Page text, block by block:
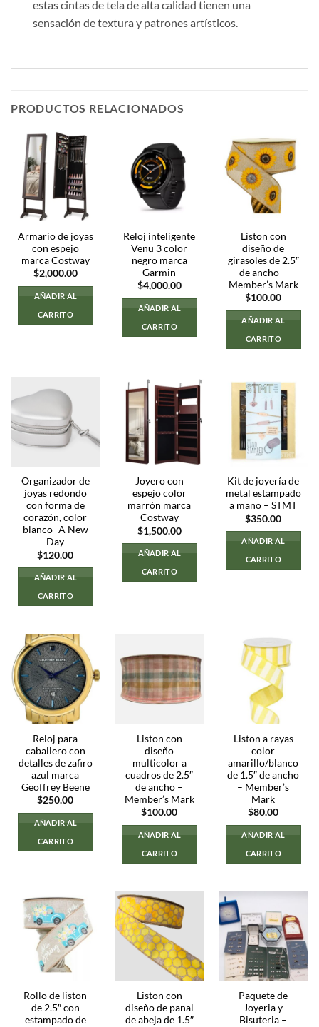
estas cintas de tela de alta calidad tienen una
sensación de textura y patrones artísticos.
PRODUCTOS RELACIONADOS
Armario de joyas
con espejo
marca Costway
$2,000.00
AÑADIR AL
CARRITO
Reloj inteligente
Venu 3 color
negro marca
Garmin
$4,000.00
AÑADIR AL
CARRITO
Liston con
diseño de
girasoles de 2.5″
de ancho –
Member’s Mark
$100.00
AÑADIR AL
CARRITO
Organizador de
joyas redondo
con forma de
corazón, color
blanco -A New
Day
$120.00
AÑADIR AL
CARRITO
Joyero con
espejo color
marrón marca
Costway
$1,500.00
AÑADIR AL
CARRITO
Kit de joyería de
metal estampado
a mano – STMT
$350.00
AÑADIR AL
CARRITO
Reloj para
caballero con
detalles de zafiro
azul marca
Geoffrey Beene
$250.00
AÑADIR AL
CARRITO
Liston con
diseño
multicolor a
cuadros de 2.5″
de ancho –
Member’s Mark
$100.00
AÑADIR AL
CARRITO
Liston a rayas
color
amarillo/blanco
de 1.5″ de ancho
– Member’s
Mark
$80.00
AÑADIR AL
CARRITO
Rollo de liston
de 2.5″ con
estampado de
Liston con
diseño de panal
de abeja de 1.5″
Paquete de
Joyeria y
Bisuteria –